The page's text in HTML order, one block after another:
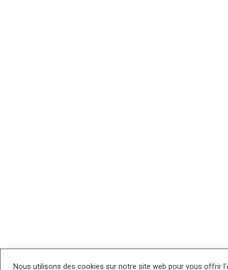
Nous utilisons des cookies sur notre site web pour vous offrir